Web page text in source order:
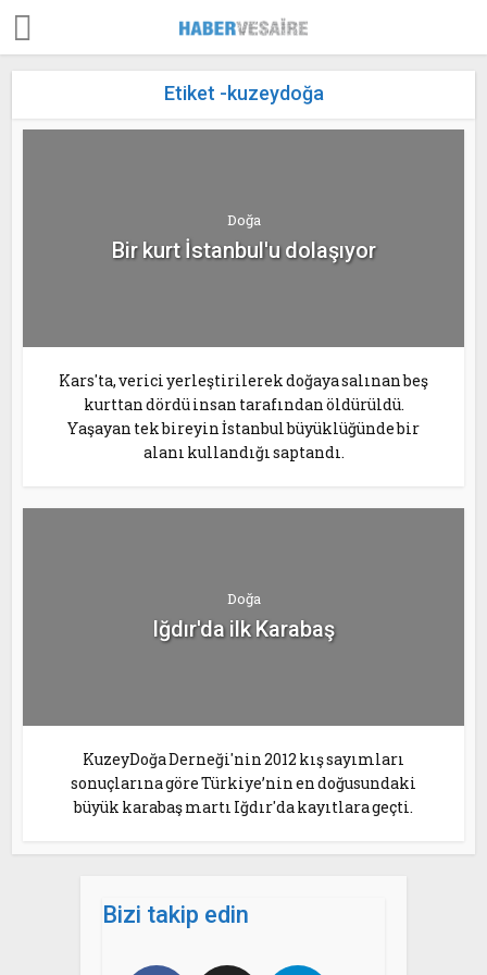
Etiket -kuzeydoğa
Doğa
Bir kurt İstanbul'u dolaşıyor
Kars'ta, verici yerleştirilerek doğaya salınan beş
kurttan dördü insan tarafından öldürüldü.
Yaşayan tek bireyin İstanbul büyüklüğünde bir
alanı kullandığı saptandı.
Doğa
Iğdır'da ilk Karabaş
KuzeyDoğa Derneği'nin 2012 kış sayımları
sonuçlarına göre Türkiye’nin en doğusundaki
büyük karabaş martı Iğdır'da kayıtlara geçti.
Bizi takip edin